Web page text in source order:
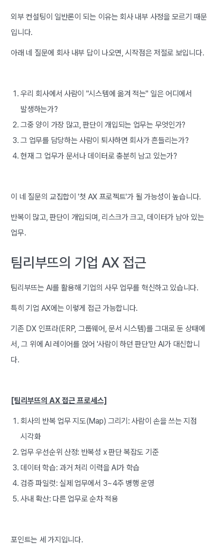
외부 컨설팅이 일반론이 되는 이유는 회사 내부 사정을 모르기 때문
입니다.
아래 네 질문에 회사 내부 답이 나오면, 시작점은 저절로 보입니다.
우리 회사에서 사람이 "시스템에 옮겨 적는" 일은 어디에서
발생하는가?
그중 양이 가장 많고, 판단이 개입되는 업무는 무엇인가?
그 업무를 담당하는 사람이 퇴사하면 회사가 흔들리는가?
현재 그 업무가 문서나 데이터로 충분히 남고 있는가?
이 네 질문의 교집합이 '첫 AX 프로젝트'가 될 가능성이 높습니다.
반복이 많고, 판단이 개입되며, 리스크가 크고, 데이터가 남아 있는
업무.
팀리부뜨의 기업 AX 접근
팀리부뜨는 AI를 활용해 기업의 사무 업무를 혁신하고 있습니다.
특히 기업 AX에는 이렇게 접근 가능합니다.
기존 DX 인프라(ERP, 그룹웨어, 문서 시스템)를 그대로 둔 상태에
서, 그 위에 AI 레이어를 얹어 '사람이 하던 판단'만 AI가 대신합니
다.
[팀리부뜨의 AX 접근 프로세스]
회사의 반복 업무 지도(Map) 그리기: 사람이 손을 쓰는 지점
시각화
업무 우선순위 산정: 반복성 x 판단 복잡도 기준
데이터 학습: 과거 처리 이력을 AI가 학습
검증 파일럿: 실제 업무에서 3~4주 병행 운영
사내 확산: 다른 업무로 순차 적용
포인트는 세 가지입니다.